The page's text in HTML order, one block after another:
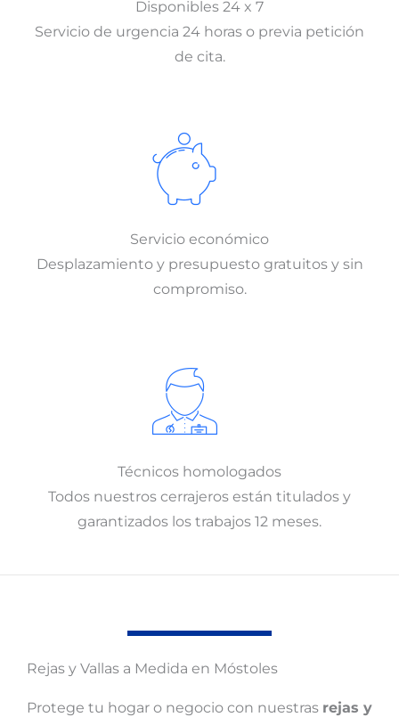
Disponibles 24 x 7
Servicio de urgencia 24 horas o previa petición
de cita.
Servicio económico
Desplazamiento y presupuesto gratuitos y sin
compromiso.
Técnicos homologados
Todos nuestros cerrajeros están titulados y
garantizados los trabajos 12 meses.
Rejas y Vallas a Medida en Móstoles
Protege tu hogar o negocio con nuestras rejas y